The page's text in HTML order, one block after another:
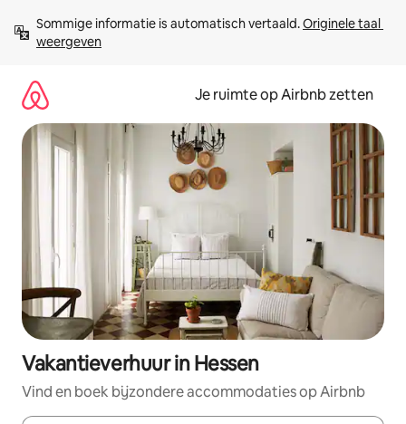
direct
naar
Sommige informatie is automatisch vertaald. Originele taal
weergeven
Je ruimte op Airbnb zetten
Vakantieverhuur in Hessen
Vind en boek bijzondere accommodaties op Airbnb